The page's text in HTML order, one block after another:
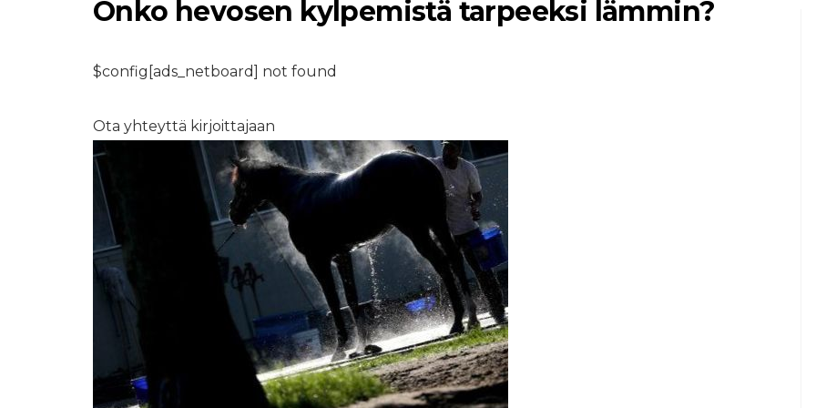
Onko hevosen kylpemistä tarpeeksi lämmin?
$config[ads_netboard] not found
Ota yhteyttä kirjoittajaanKultaisetnoutajat
reagoivat uuteen
sisarvauvaan
tapaamiseen sydäntä
lämmittävimmällä
tavalla
7,2026